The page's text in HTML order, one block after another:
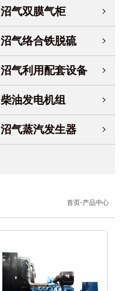
沼气双膜气柜
沼气络合铁脱硫
沼气利用配套设备
柴油发电机组
沼气蒸汽发生器
首页-产品中心